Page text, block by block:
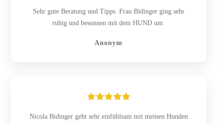
Sehr gute Beratung und Tipps. Frau Bidinger ging sehr
ruhig und besonnen mit dem HUND um.
Anonym
Nicola Bidinger geht sehr einfühlsam mit meinen Hunden